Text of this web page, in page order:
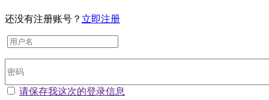
还没有注册账号？ 立即注册
请保存我这次的登录信息